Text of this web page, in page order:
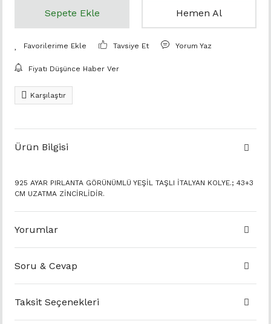
Sepete Ekle Hemen Al
Tavsiye Et Yorum Yaz
Fiyatı Düşünce Haber Ver
Karşılaştır
Ürün Bilgisi
925 AYAR PIRLANTA GÖRÜNÜMLÜ YEŞİL TAŞLI İTALYAN KOLYE.; 43+3
CM UZATMA ZİNCİRLİDİR.
Yorumlar
Soru & Cevap
Taksit Seçenekleri